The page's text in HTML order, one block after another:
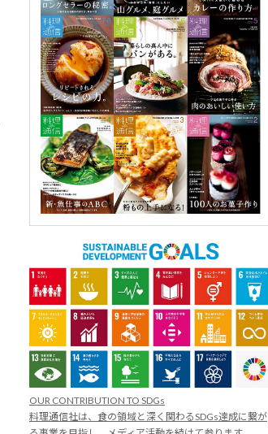
OUR CONTRIBUTION TO SDGs
料理通信社は、食の領域と深く関わるSDGs達成に繋が